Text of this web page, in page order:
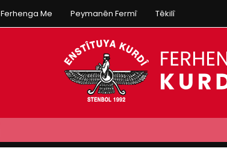
Ferhenga Me Peymanên Fermî Têkilî